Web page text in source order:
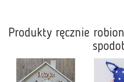
Produkty ręcznie